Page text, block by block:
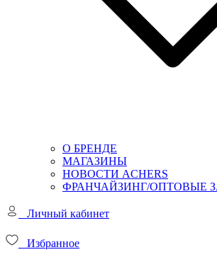
О БРЕНДЕ
МАГАЗИНЫ
НОВОСТИ ACHERS
ФРАНЧАЙЗИНГ/ОПТОВЫЕ
Личный кабинет
Избранное